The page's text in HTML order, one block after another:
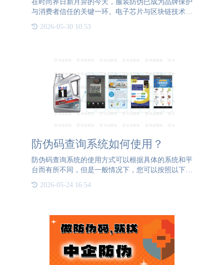
在时尚界日新月异的今天，服装防伪已成为品牌保护
与消费者信任的关键一环。电子芯片与区块链技术的
结合，为服装防伪带来了新的策略，让每一件衣服都
有了独特的故事可讲。 电子芯片，特别是RFID技
2026-05-30 10:53
防伪码查询系统如何使用？
防伪码查询系统的使用方式可以根据具体的系统和平
台而有所不同，但是一般情况下，您可以按照以下步
时，通常会在包装上或产品标签上找到防伪码。确认
2026-05-24 16:54